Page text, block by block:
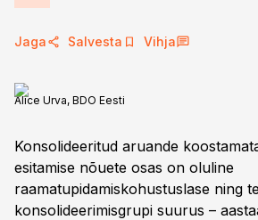
Jaga Salvesta Vihja
Alice Urva, BDO Eesti
Konsolideeritud aruande
esitamise nõuete osas on oluline
raamatupidamiskohustuslase ning
konsolideerimisgrupi suurus –